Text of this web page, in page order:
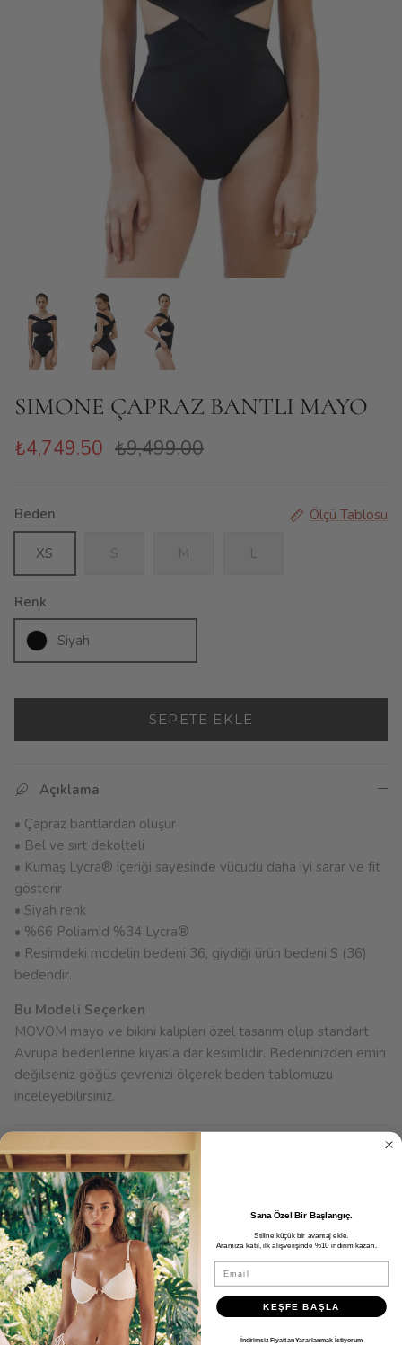
SIMONE ÇAPRAZ BANTLI MAYO
₺4,749.50 ₺9,499.00
Beden Ölçü Tablosu
XS S M L
Renk
Siyah
SEPETE EKLE
Açıklama
• Çapraz bantlardan oluşur
• Bel ve sırt dekolteli
• Kumaş Lycra® içeriği sayesinde vücudu daha iyi sarar ve fit
gösterir
• Siyah renk
• %66 Poliamid %34 Lycra®
• Resimdeki modelin bedeni 36, giydiği ürün bedeni S (36)
bedendir.
Bu Modeli Seçerken
MOVOM mayo ve bikini kalıpları özel tasarım olup standart
Avrupa bedenlerine kıyasla dar kesimlidir. Bedeninizden emin
değilseniz göğüs çevrenizi ölçerek beden tablomuzu
inceleyebilirsiniz.
Ürün Bakımı
Ölçü Tablosu
XS S M L
EU 34
Sana Özel Bir Başlangıç.
Stiline küçük bir avantaj ekle.
Aramıza katıl, ilk alışverişinde %10 indirim kazan.
Email
KEŞFE BAŞLA
İndirimsiz Fiyattan Yararlanmak İstiyorum